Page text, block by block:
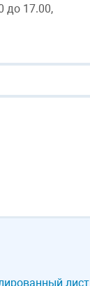
до 17.00,
лист